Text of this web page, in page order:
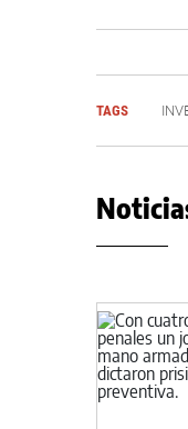
TAGS